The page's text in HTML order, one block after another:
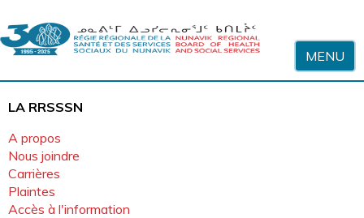
MENU
LA RRSSSN
A propos
Nous joindre
Carrières
Plaintes
Accès à l'information